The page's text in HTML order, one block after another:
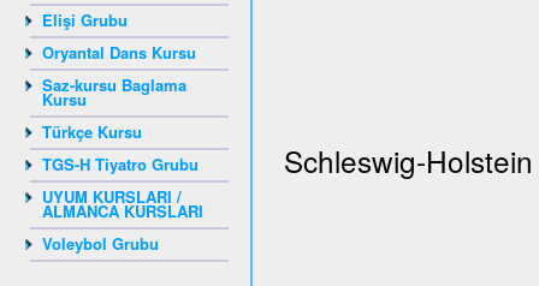
Elişi Grubu
Oryantal Dans Kursu
Saz-kursu Baglama
Kursu
Türkçe Kursu
TGS-H Tiyatro Grubu
UYUM KURSLARI /
ALMANCA KURSLARI
Voleybol Grubu
Schleswig-